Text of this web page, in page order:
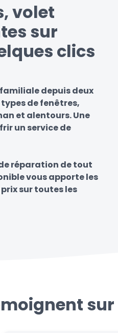
volet
sur
clics
depuis deux
de fenêtres,
et alentours. Une
un service de
réparation de tout
vous apporte les
sur toutes les